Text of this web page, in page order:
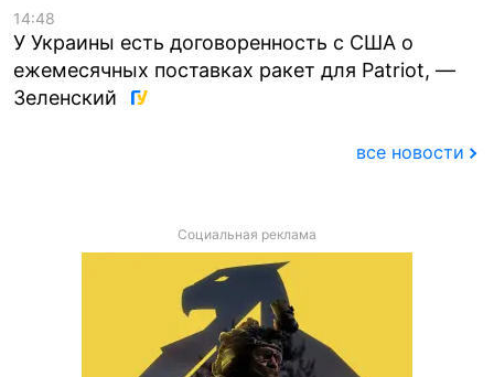
14:48
У Украины есть договоренность с США о
ежемесячных поставках ракет для Patriot, —
Зеленский
все новости
Социальная реклама